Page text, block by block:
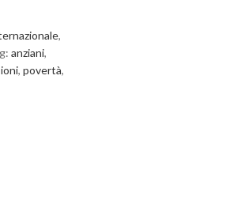
,
anziani,
, povertà,